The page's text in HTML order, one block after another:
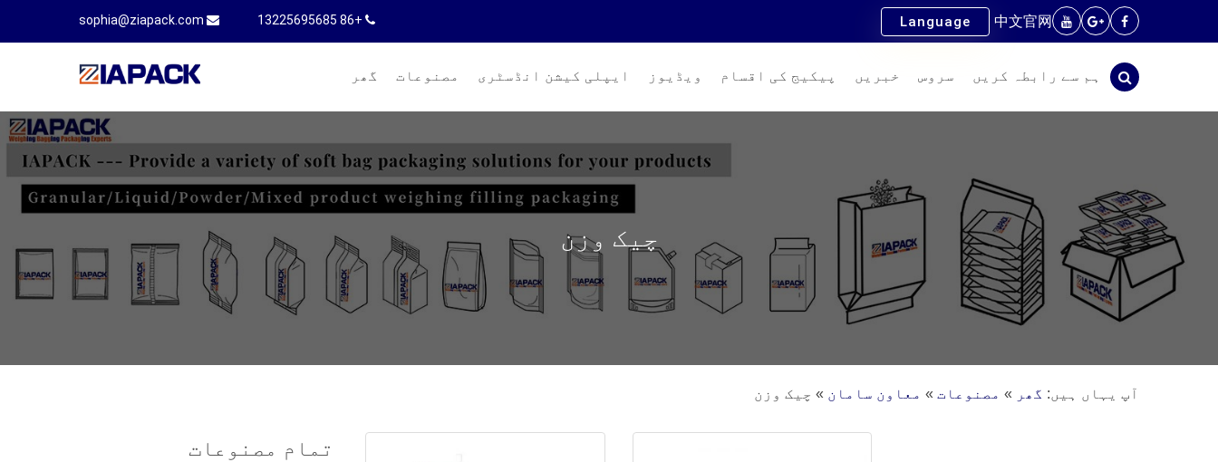
+86 13225695685
sophia@ziapack.com 中文官网
Language
گھر مصنوعات ایپلی کیشن انڈسٹری ویڈیوز پیکیج کی اقسام خبریں سروس ہم سے رابطہ کریں
چیک وزن
آپ یہاں ہیں: گھر » مصنوعات » معاون سامان » چیک وزن
تمام مصنوعات